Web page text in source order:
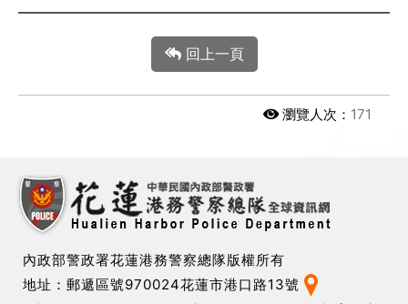
回上一頁
瀏覽人次： 171
內政部警政署花蓮港務警察總隊版權所有
地址：郵遞區號970024花蓮市港口路13號